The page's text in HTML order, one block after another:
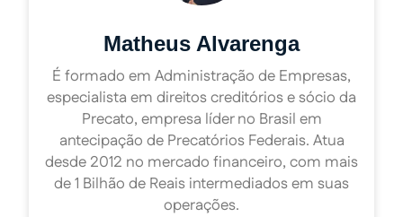
Matheus Alvarenga
É formado em Administração de Empresas,
especialista em direitos creditórios e sócio da
Precato, empresa líder no Brasil em
antecipação de Precatórios Federais. Atua
desde 2012 no mercado financeiro, com mais
de 1 Bilhão de Reais intermediados em suas
operações.